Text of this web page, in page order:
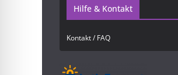
Hilfe & Kontakt
Kontakt / FAQ